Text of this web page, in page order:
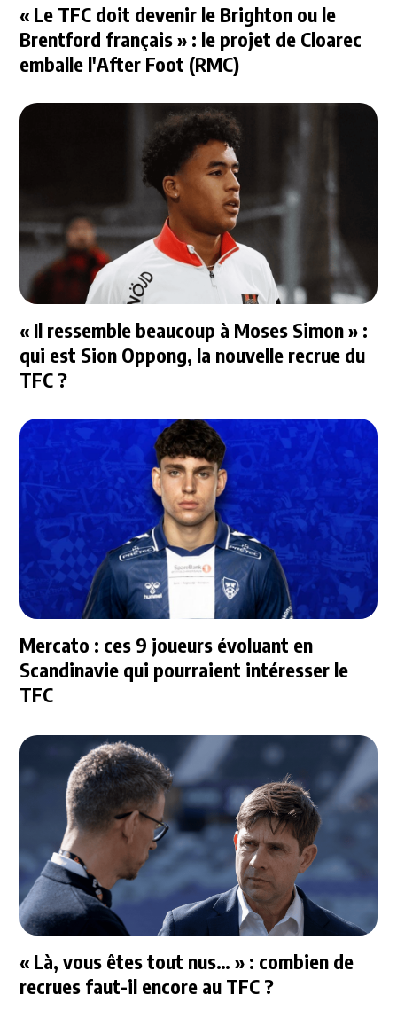
« Le TFC doit devenir le Brighton ou le
Brentford français » : le projet de Cloarec
emballe l'After Foot (RMC)
« Il ressemble beaucoup à Moses Simon » :
qui est Sion Oppong, la nouvelle recrue du
TFC ?
Mercato : ces 9 joueurs évoluant en
Scandinavie qui pourraient intéresser le
TFC
« Là, vous êtes tout nus… » : combien de
recrues faut-il encore au TFC ?